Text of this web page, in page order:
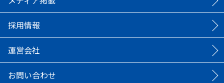
採用情報
運営会社
お問い合わせ